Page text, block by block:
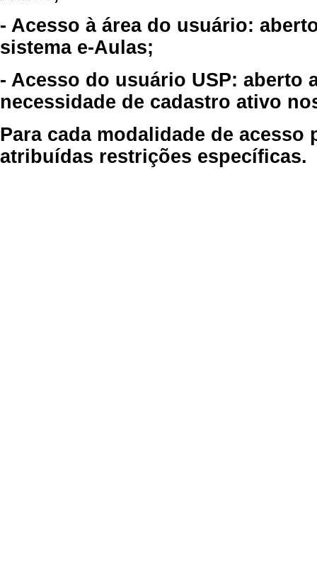
- Acesso à área do usuário:
sistema e-Aulas;
- Acesso do usuário USP: aberto
necessidade de cadastro ativo
Para cada modalidade de
atribuídas restrições específicas.